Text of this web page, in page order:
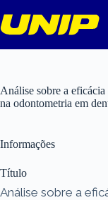
para
o
Análise sobre a
na odontometria em
Informações
Título
Análise sobre a